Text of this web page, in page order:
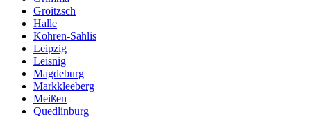
Groitzsch
Halle
Kohren-Sahlis
Leipzig
Leisnig
Magdeburg
Markkleeberg
Meißen
Quedlinburg